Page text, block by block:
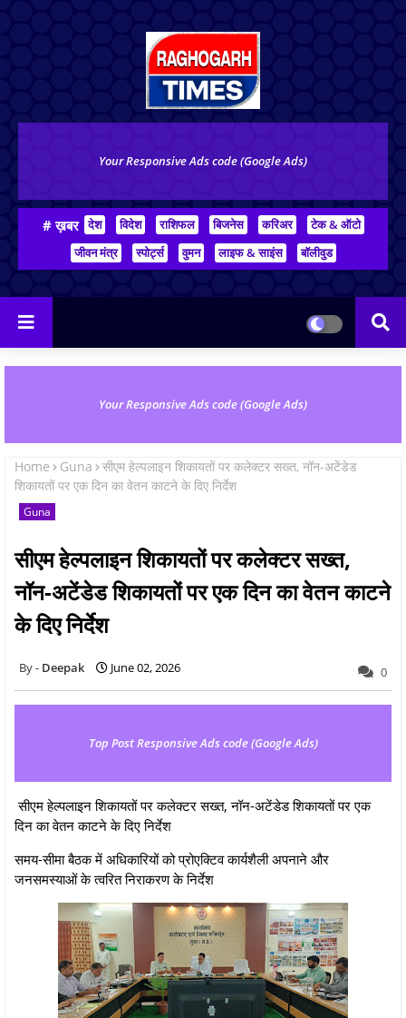
Your Responsive Ads code (Google Ads)
# ख़बर देश विदेश राशिफल बिजनेस करिअर
टेक & ऑटो
जीवन मंत्र
स्पोर्ट्स वुमन लाइफ & साइंस बॉलीवुड
Your Responsive Ads code (Google Ads)
Home Guna
सीएम हेल्पलाइन शिकायतों पर कलेक्टर सख्त, नॉन-अटेंडेड
शिकायतों पर एक दिन का वेतन काटने के दिए निर्देश
Guna
सीएम हेल्पलाइन शिकायतों पर कलेक्टर सख्त,
नॉन-अटेंडेड शिकायतों पर एक दिन का वेतन काटने
के दिए निर्देश
Deepak June 02, 2026 0
Top Post Responsive Ads code (Google Ads)
सीएम हेल्पलाइन शिकायतों पर कलेक्टर सख्त, नॉन-अटेंडेड शिकायतों पर एक
दिन का वेतन काटने के दिए निर्देश
समय-सीमा बैठक में अधिकारियों को प्रोएक्टिव कार्यशैली अपनाने और
जनसमस्याओं के त्वरित निराकरण के निर्देश